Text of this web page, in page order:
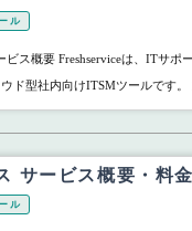
ル
ビス概要 Freshserviceは、ITサポ
ド型社内向けITSMツールです。
サービス概要・料
ル